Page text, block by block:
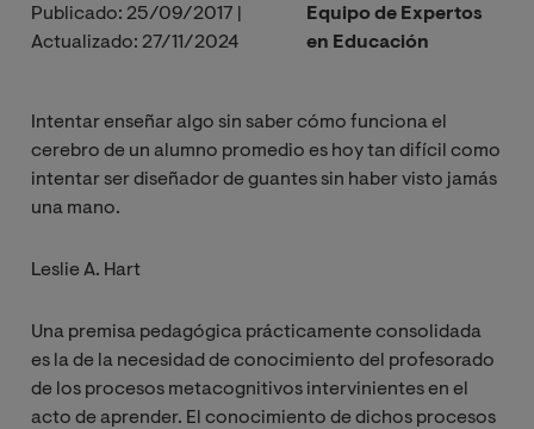
Publicado: 25/09/2017
Actualizado: 27/11/2024
Equipo de Expertos
en Educación
Intentar enseñar algo sin saber cómo funciona el
cerebro de un alumno promedio es hoy tan difícil como
intentar ser diseñador de guantes sin haber visto jamás
una mano.
Leslie A. Hart
Una premisa pedagógica prácticamente consolidada
es la de la necesidad de conocimiento del profesorado
de los procesos metacognitivos intervinientes en el
acto de aprender. El conocimiento de dichos procesos